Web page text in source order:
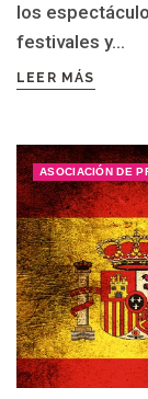
los
festivales y...
LEER MÁS
ASOCIACIÓN DE